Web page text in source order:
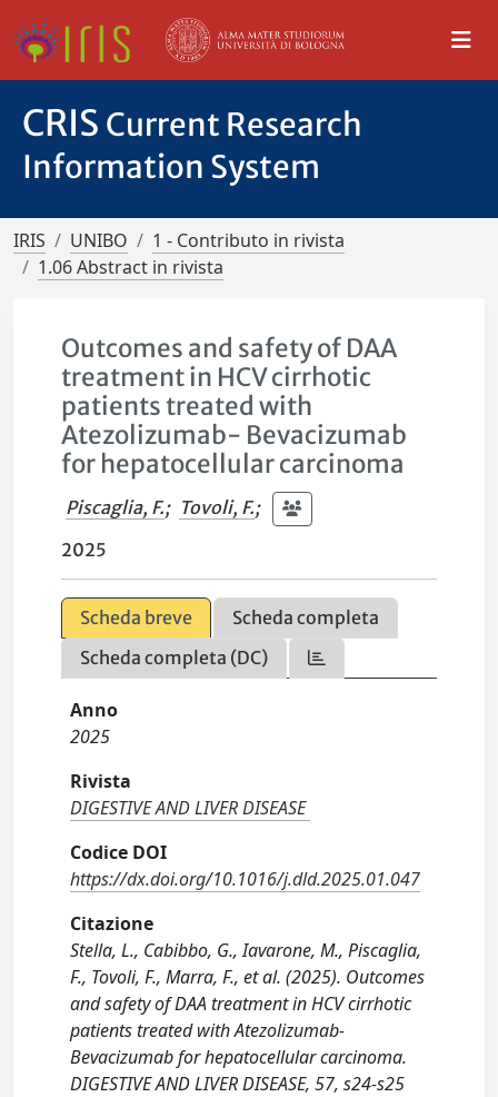
CRIS Current Research
Information System
IRIS UNIBO
1 - Contributo in rivista
1.06 Abstract in rivista
Outcomes and safety of DAA
treatment in HCV cirrhotic
patients treated with
Atezolizumab- Bevacizumab
for hepatocellular carcinoma
Piscaglia, F.; Tovoli, F.;
2025
Scheda breve
Scheda completa
Scheda completa (DC)
Anno
2025
Rivista
DIGESTIVE AND LIVER DISEASE
Codice DOI
https://dx.doi.org/10.1016/j.dld.2025.01.047
Citazione
Stella, L., Cabibbo, G., Iavarone, M., Piscaglia,
F., Tovoli, F., Marra, F., et al. (2025). Outcomes
and safety of DAA treatment in HCV cirrhotic
patients treated with Atezolizumab-
Bevacizumab for hepatocellular carcinoma.
DIGESTIVE AND LIVER DISEASE, 57, s24-s25